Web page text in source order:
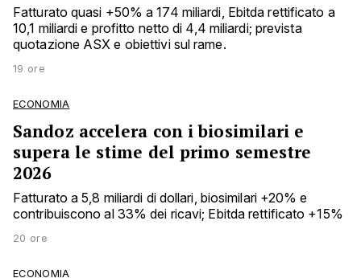
Fatturato quasi +50% a 174 miliardi, Ebitda rettificato a
10,1 miliardi e profitto netto di 4,4 miliardi; prevista
quotazione ASX e obiettivi sul rame.
19 ore
ECONOMIA
Sandoz accelera con i biosimilari e
supera le stime del primo semestre
2026
Fatturato a 5,8 miliardi di dollari, biosimilari +20% e
contribuiscono al 33% dei ricavi; Ebitda rettificato +15%
20 ore
ECONOMIA